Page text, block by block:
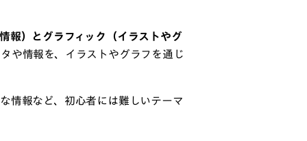
報）とグラフィック（イラストやグ
や情報を、イラストやグラフを通じ
情報など、初心者には難しいテーマ